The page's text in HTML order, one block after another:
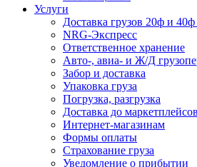
Услуги
Доставка грузов 20ф и
NRG-Экспресс
Ответственное хранение
Авто-, авиа- и Ж/Д
Забор и доставка
Упаковка груза
Погрузка, разгрузка
Доставка до маркетплейсов
Интернет-магазинам
Формы оплаты
Страхование груза
Уведомление о прибытии